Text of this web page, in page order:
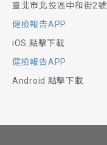
臺北市北投區中和街2號
健檢報告APP
iOS 點擊下載
健檢報告APP
Android 點擊下載